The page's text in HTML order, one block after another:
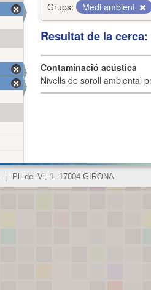
Grups:
Medi ambient
Resultat de la
Contaminació acústica
Nivells de soroll ambiental
Pl. del Vi, 1. 17004 GIRONA